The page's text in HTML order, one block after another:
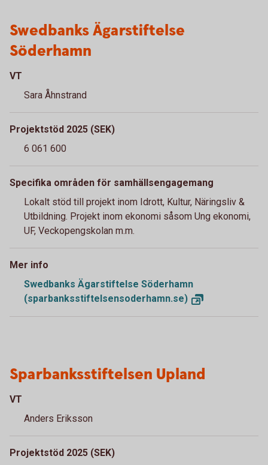
Swedbanks Ägarstiftelse
Söderhamn
VT
Sara Åhnstrand
Projektstöd 2025 (SEK)
6 061 600
Specifika områden för samhällsengagemang
Lokalt stöd till projekt inom Idrott, Kultur, Näringsliv &
Utbildning. Projekt inom ekonomi såsom Ung ekonomi,
UF, Veckopengskolan m.m.
Mer info
Swedbanks Ägarstiftelse Söderhamn
(sparbanksstiftelsensoderhamn.se)
Sparbanksstiftelsen Upland
VT
Anders Eriksson
Projektstöd 2025 (SEK)